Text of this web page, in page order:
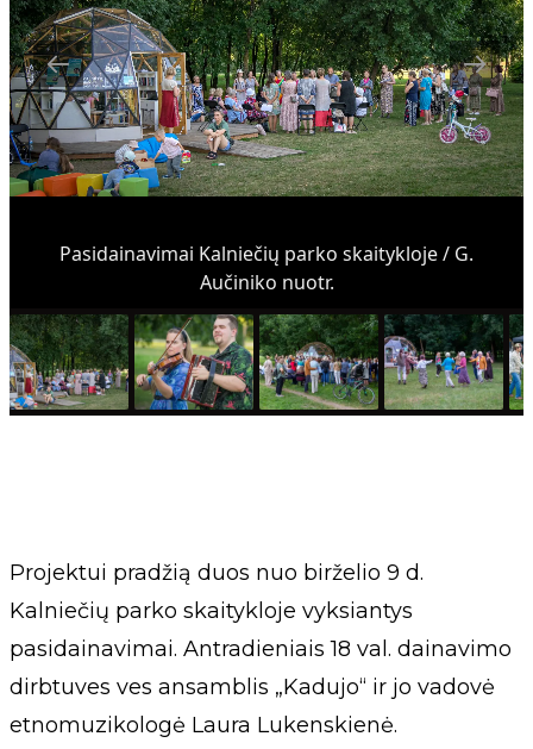
Pasidainavimai Kalniečių parko skaitykloje / G.
Aučiniko nuotr.
Projektui pradžią duos nuo birželio 9 d.
Kalniečių parko skaitykloje vyksiantys
pasidainavimai. Antradieniais 18 val. dainavimo
dirbtuves ves ansamblis „Kadujo“ ir jo vadovė
etnomuzikologė Laura Lukenskienė.